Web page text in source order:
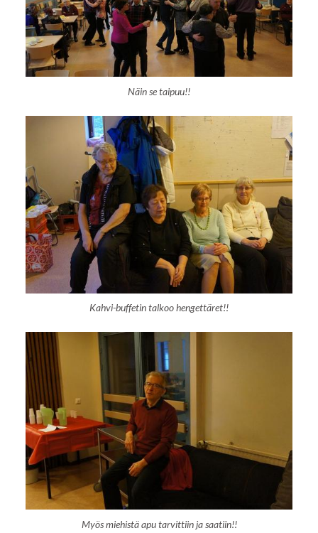
Näin se taipuu!!
Kahvi-buffetin talkoo hengettäret!!
Myös miehistä apu tarvittiin ja saatiin!!